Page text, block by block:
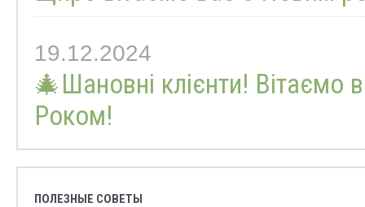
19.12.2024
🎄Шановні клієнти! Вітаємо
Роком!
ПОЛЕЗНЫЕ СОВЕТЫ